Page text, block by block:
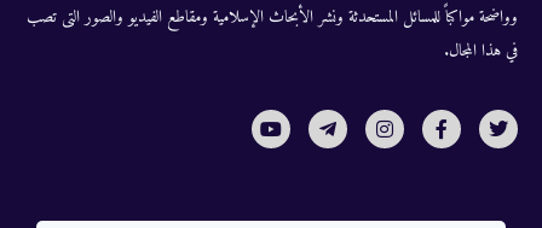
وواضحة مواكباً للمسائل المستحدثة ونشر الأبحاث الإسلامية ومقاطع الفيديو والصور التى تصب
في هذا المجال.